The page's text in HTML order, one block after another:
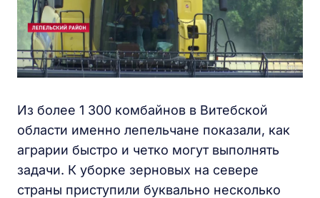
Из более 1 300 комбайнов в Витебской
области именно лепельчане показали, как
аграрии быстро и четко могут выполнять
задачи. К уборке зерновых на севере
страны приступили буквально несколько